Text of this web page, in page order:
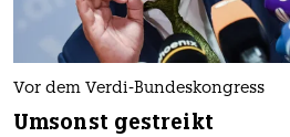
Vor dem Verdi-Bundeskongress
Umsonst gestreikt